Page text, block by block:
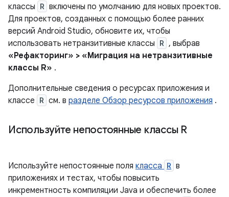
классы R включены по умолчанию для новых проектов.
Для проектов, созданных с помощью более ранних
версий Android Studio, обновите их, чтобы
использовать нетранзитивные классы R , выбрав
«Рефакторинг» > «Миграция на нетранзитивные
классы R» .
Дополнительные сведения о ресурсах приложения и
классе R см. в разделе Обзор ресурсов приложения .
Используйте непостоянные классы R
Используйте непостоянные поля класса R в
приложениях и тестах, чтобы повысить
инкрементность компиляции Java и обеспечить более